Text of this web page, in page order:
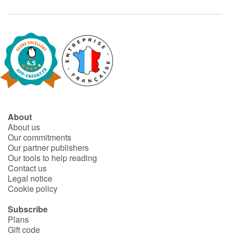
About
About us
Our commitments
Our partner publishers
Our tools to help reading
Contact us
Legal notice
Cookie policy
Subscribe
Plans
Gift code